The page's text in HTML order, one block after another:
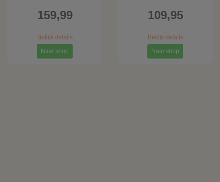
159,99
Bekijk details
Naar shop
109,95
Bekijk details
Naar shop